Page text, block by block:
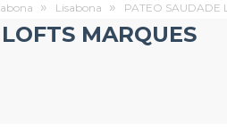
Lisabona PATEO SAUDADE
MARQUES